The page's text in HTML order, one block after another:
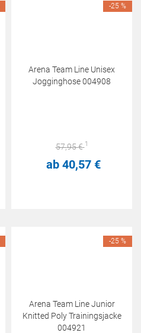
Arena Team Line Unisex
Jogginghose 004908
57,95€ 1
ab 40,57 €
-25 %
Arena Team Line Junior
Knitted Poly Trainingsjacke
004921
-25 %